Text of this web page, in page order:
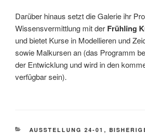
Darüber hinaus setzt die Galerie ihr
Wissensvermittlung mit der Frühling
und bietet Kurse in Modellieren und
sowie Malkursen an (das Programm
der Entwicklung und wird in den
verfügbar sein).
KATEGORIEN
AUSSTELLUNG 24-01 ,